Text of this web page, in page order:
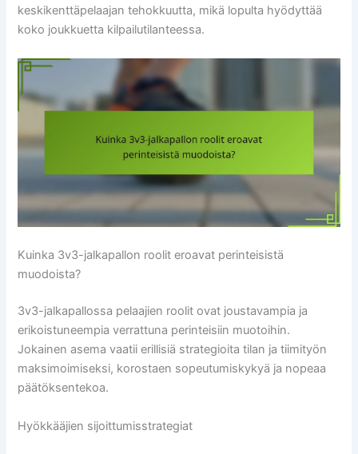
keskikenttäpelaajan tehokkuutta, mikä lopulta hyödyttää
koko joukkuetta kilpailutilanteessa.
Kuinka 3v3-jalkapallon roolit eroavat perinteisistä
muodoista?
3v3-jalkapallossa pelaajien roolit ovat joustavampia ja
erikoistuneempia verrattuna perinteisiin muotoihin.
Jokainen asema vaatii erillisiä strategioita tilan ja tiimityön
maksimoimiseksi, korostaen sopeutumiskykyä ja nopeaa
päätöksentekoa.
Hyökkääjien sijoittumisstrategiat